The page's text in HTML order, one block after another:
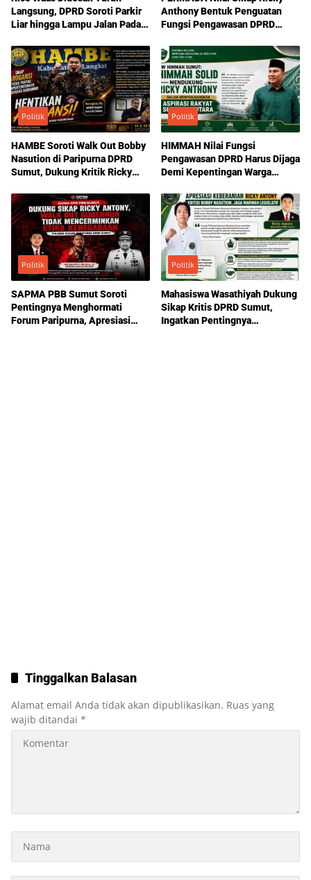
Langsung, DPRD Soroti Parkir
Liar hingga Lampu Jalan Padam
Anthony Bentuk Penguatan
Fungsi Pengawasan DPRD
Politik
HAMBE Soroti Walk Out Bobby
Nasution di Paripurna DPRD
Sumut, Dukung Kritik Ricky
Politik
HIMMAH Nilai Fungsi
Pengawasan DPRD Harus Dijaga
Demi Kepentingan Warga
Politik
SAPMA PBB Sumut Soroti
Pentingnya Menghormati
Forum Paripurna, Apresiasi
Politik
Mahasiswa Wasathiyah Dukung
Sikap Kritis DPRD Sumut,
Ingatkan Pentingnya
Tinggalkan Balasan
Alamat email Anda tidak akan dipublikasikan. Ruas yang
wajib ditandai *